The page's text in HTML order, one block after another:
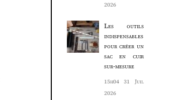
2026
Les outils
indispensables
pour créer un
sac en cuir
sur-mesure
15h04
31 Juil
2026